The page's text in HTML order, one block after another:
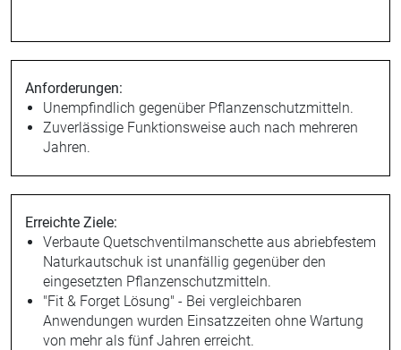
Anforderungen:
Unempfindlich gegenüber Pflanzenschutzmitteln.
Zuverlässige Funktionsweise auch nach mehreren
Jahren.
Erreichte Ziele:
Verbaute Quetschventilmanschette aus abriebfestem
Naturkautschuk ist unanfällig gegenüber den
eingesetzten Pflanzenschutzmitteln.
"Fit & Forget Lösung" - Bei vergleichbaren
Anwendungen wurden Einsatzzeiten ohne Wartung
von mehr als fünf Jahren erreicht.